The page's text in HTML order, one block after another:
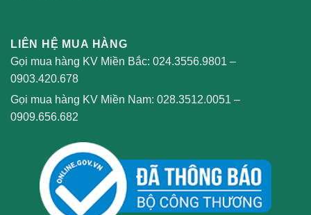
LIÊN HỆ MUA HÀNG
Gọi mua hàng KV Miền Bắc: 024.3556.9801 –
0903.420.678
Gọi mua hàng KV Miền Nam: 028.3512.0051 –
0909.656.682